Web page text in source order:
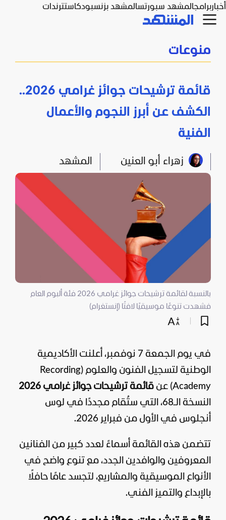
أخباربرامجالمشهد سبورتسالمشهد بزنسبودكاستترندات
منوعات
قائمة ترشيحات جوائز غرامي 2026..
الكشف عن أبرز النجوم والأعمال
الفنية
زهراء أبو العنين المشهد
بالنسبة لقائمة ترشيحات جوائز غرامي 2026 فئة ألبوم العام
فشهدت تنوعًا موسيقيًا لافتًا (إنستغرام)
في يوم الجمعة 7 نوفمبر، أعلنت الأكاديمية
الوطنية لتسجيل الفنون والعلوم (Recording
Academy) عن
قائمة ترشيحات جوائز غرامي 2026
النسخة الـ68، التي ستُقام مجددًا في لوس
أنجلوس في الأول من فبراير 2026.
تتضمن هذه القائمة أسماءً لعدد كبير من الفنانين
المعروفين والوافدين الجدد، مع تنوع واضح في
الأنواع الموسيقية والمشاريع، لتجسد عامًا حافلًا
بالإبداع والتميز الفني.